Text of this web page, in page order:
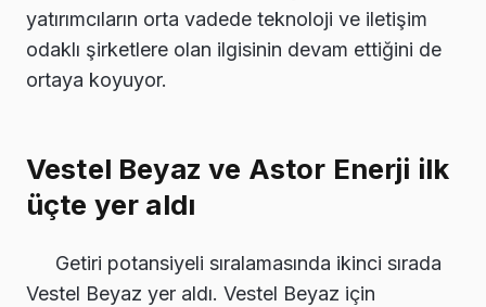
yatırımcıların orta vadede teknoloji ve iletişim
odaklı şirketlere olan ilgisinin devam ettiğini de
ortaya koyuyor.
Vestel Beyaz ve Astor Enerji ilk
üçte yer aldı
Getiri potansiyeli sıralamasında ikinci sırada
Vestel Beyaz yer aldı. Vestel Beyaz için